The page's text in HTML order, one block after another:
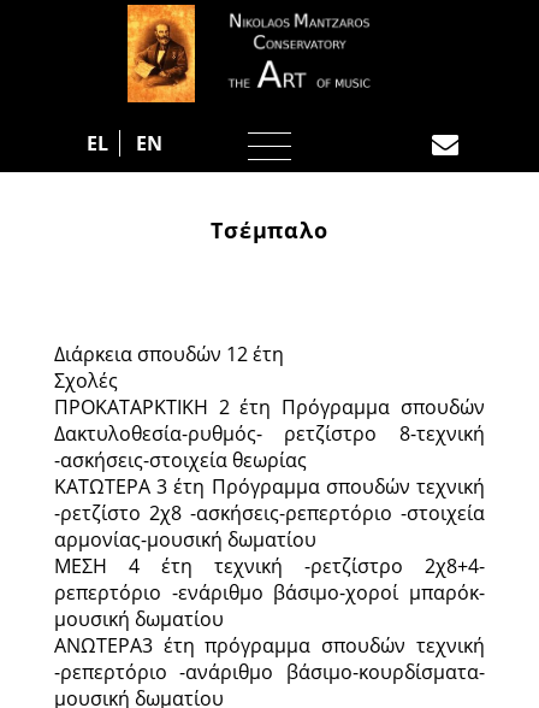
EL EN
Τσέμπαλο
Διάρκεια σπουδών 12 έτη
Σχολές
ΠΡΟΚΑΤΑΡΚΤΙΚΗ 2 έτη Πρόγραμμα σπουδών
Δακτυλοθεσία-ρυθμός- ρετζίστρο 8-τεχνική
-ασκήσεις-στοιχεία θεωρίας
ΚΑΤΩΤΕΡΑ 3 έτη Πρόγραμμα σπουδών τεχνική
-ρετζίστο 2χ8 -ασκήσεις-ρεπερτόριο -στοιχεία
αρμονίας-μουσική δωματίου
ΜΕΣΗ 4 έτη τεχνική -ρετζίστρο 2χ8+4-
ρεπερτόριο -ενάριθμο βάσιμο-χοροί μπαρόκ-
μουσική δωματίου
ΑΝΩΤΕΡΑ3 έτη πρόγραμμα σπουδών τεχνική
-ρεπερτόριο -ανάριθμο βάσιμο-κουρδίσματα-
μουσική δωματίου